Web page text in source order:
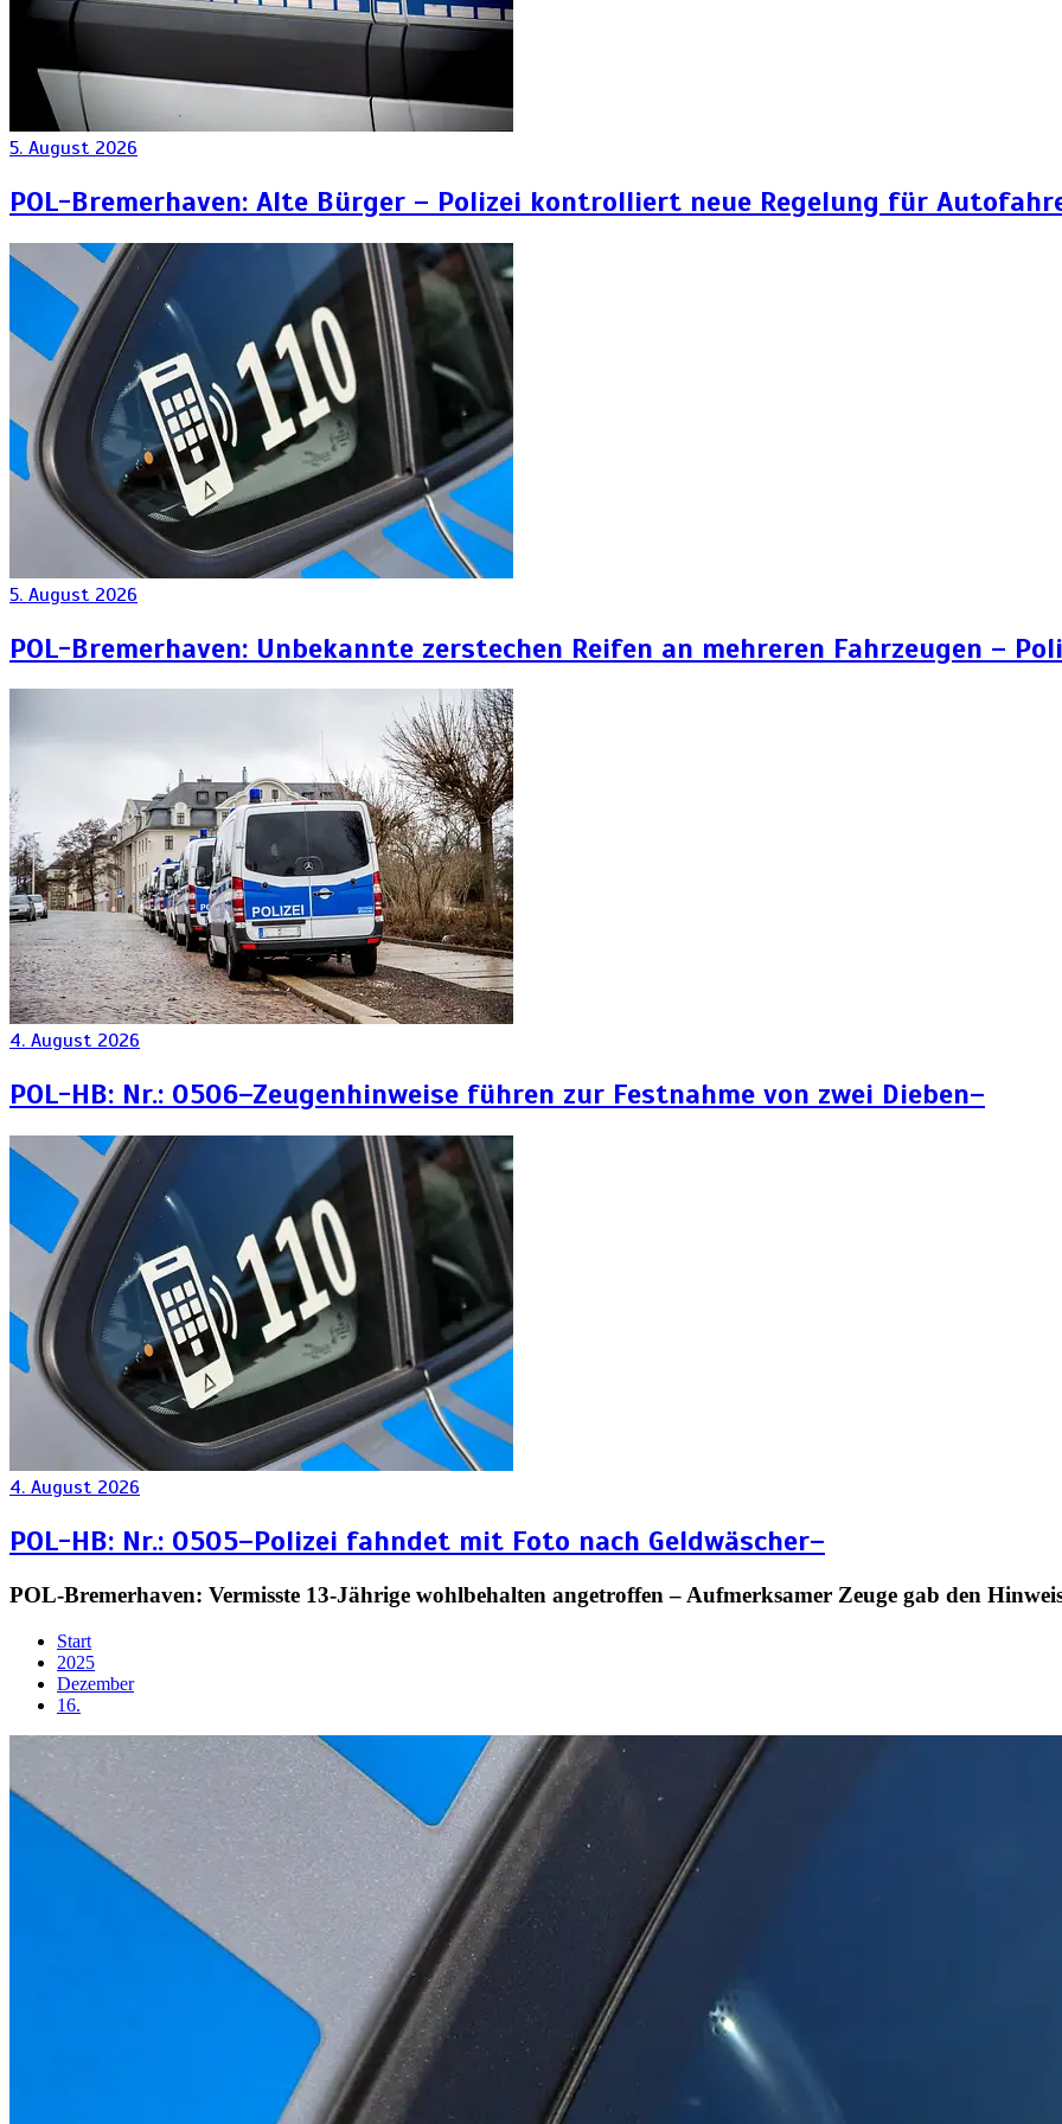
5. August 2026
POL-Bremerhaven: Alte Bürger – Polizei kontrolliert neue Regelung für
5. August 2026
POL-Bremerhaven: Unbekannte zerstechen Reifen an mehreren Fahrzeugen –
4. August 2026
POL-HB: Nr.: 0506–Zeugenhinweise führen zur Festnahme von zwei Dieben–
4. August 2026
POL-HB: Nr.: 0505–Polizei fahndet mit Foto nach Geldwäscher–
POL-Bremerhaven: Vermisste 13-Jährige wohlbehalten angetroffen – Aufmerksamer Zeuge gab den
Start
2025
Dezember
16.